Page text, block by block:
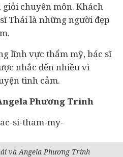
chuyên môn. Khách
Thái là những người đẹp
lĩnh vực thẩm mỹ, bác sĩ
nhắc đến nhiều vì
tình cảm.
Phương Trinh
và Angela Phương Trinh